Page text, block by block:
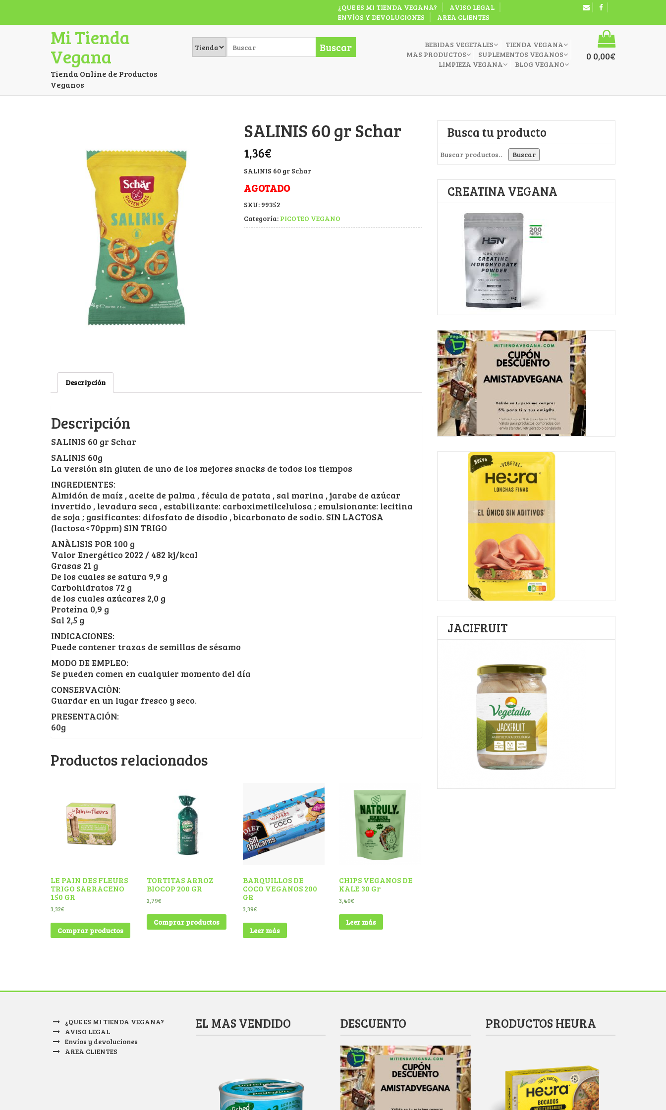
¿QUE ES MI TIENDA VEGANA?
AVISO LEGAL
ENVÍOS Y DEVOLUCIONES
AREA CLIENTES
Mi Tienda
Vegana
Tienda Online de Productos
Veganos
Buscar
0 0,00€
BEBIDAS VEGETALES
TIENDA VEGANA
MAS PRODUCTOS
SUPLEMENTOS VEGANOS
LIMPIEZA VEGANA
BLOG VEGANO
SALINIS 60 gr Schar
1,36€
SALINIS 60 gr Schar
AGOTADO
SKU: 99352
Categoría: PICOTEO VEGANO
Descripción
Descripción
SALINIS 60 gr Schar
SALINIS 60g
La versión sin gluten de uno de los mejores snacks de todos los tiempos
INGREDIENTES:
Almidón de maíz , aceite de palma , fécula de patata , sal marina , jarabe de azúcar
invertido , levadura seca , estabilizante: carboximetilcelulosa ; emulsionante: lecitina
de soja ; gasificantes: difosfato de disodio , bicarbonato de sodio. SIN LACTOSA
(lactosa<70ppm) SIN TRIGO
ANÀLISIS POR 100 g
Valor Energético 2022 / 482 kj/kcal
Grasas 21 g
De los cuales se satura 9,9 g
Carbohidratos 72 g
de los cuales azúcares 2,0 g
Proteína 0,9 g
Sal 2,5 g
INDICACIONES:
Puede contener trazas de semillas de sésamo
MODO DE EMPLEO:
Se pueden comen en cualquier momento del día
CONSERVACIÒN:
Guardar en un lugar fresco y seco.
PRESENTACIÓN:
60g
Productos relacionados
LE PAIN DES FLEURS
TRIGO SARRACENO
150 GR
3,32€
Comprar productos
TORTITAS ARROZ
BIOCOP 200 GR
2,79€
Comprar productos
BARQUILLOS DE
COCO VEGANOS 200
GR
3,39€
Leer más
CHIPS VEGANOS DE
KALE 30 Gr
3,40€
Leer más
Busca tu producto
Buscar
CREATINA VEGANA
JACIFRUIT
¿QUE ES MI TIENDA VEGANA?
AVISO LEGAL
Envíos y devoluciones
AREA CLIENTES
EL MAS VENDIDO DESCUENTO PRODUCTOS HEURA